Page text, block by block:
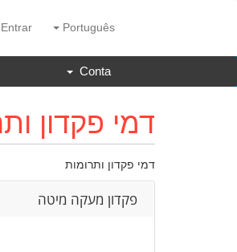
Português
Entrar
Conta
דמי פקדון
דמי פקדון ותרומות
פקדון מעקה מיטה